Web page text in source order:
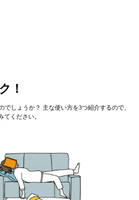
！
しょうか？ 主な使い方を3つ紹介するので、
てください。